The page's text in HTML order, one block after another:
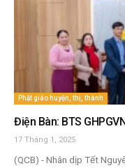
Phật giáo huyện, thị, thành
Điện Bàn: BTS
17 Tháng 1, 2025
(QCB) - Nhân dịp Tết